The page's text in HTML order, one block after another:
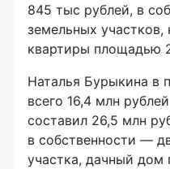
845 тыс рублей, в
земельных
квартиры площадью
Наталья Бурыкина в
всего 16,4 млн
составил 26,5 млн
в собственности —
участка, дачный